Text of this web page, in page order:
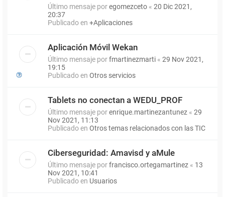
Último mensaje poregomezceto « 20 Dic 2021,
20:37
Publicado en +Aplicaciones
Aplicación Móvil Wekan
Último mensaje porfmartinezmarti « 29 Nov 2021,
19:15
Publicado en Otros servicios
Tablets no conectan a WEDU_PROF
Último mensaje porenrique.martinezantunez « 29
Nov 2021, 11:13
Publicado en Otros temas relacionados con las TIC
Ciberseguridad: Amavisd y aMule
Último mensaje porfrancisco.ortegamartinez « 13
Nov 2021, 10:41
Publicado en Usuarios